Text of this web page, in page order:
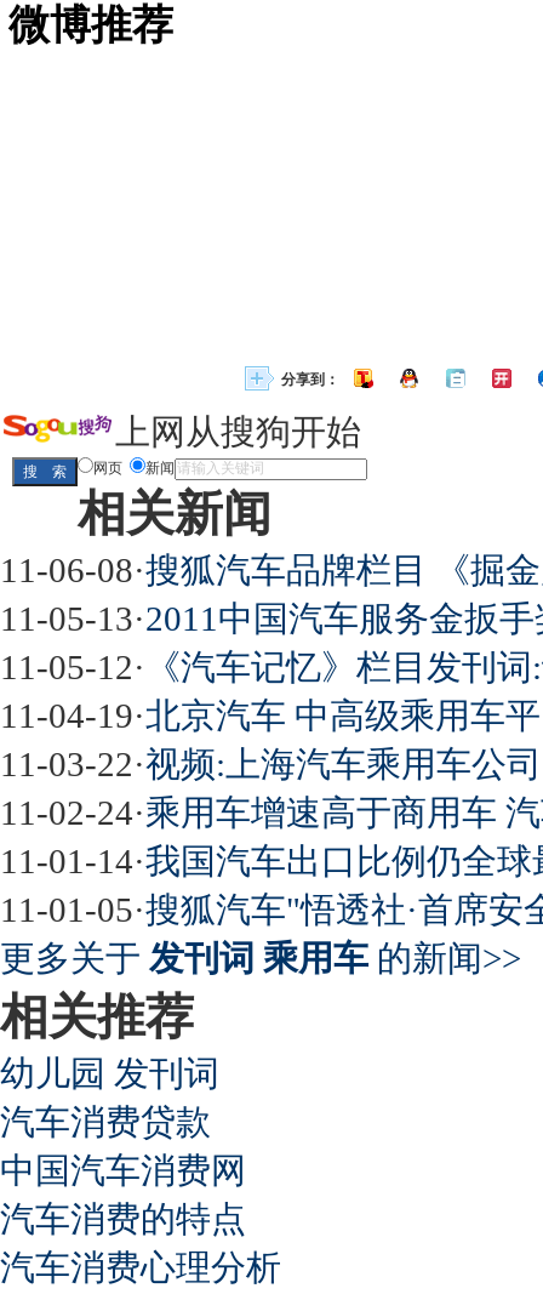
微博推荐
分享到：
上网从搜狗开始
网页 新闻
相关新闻
11-06-08·搜狐汽车品牌栏目 《掘
11-05-13·2011中国汽车服务金扳
11-05-12· 《汽车记忆》栏目发刊
11-04-19·北京汽车 中高级乘用车
11-03-22·视频:上海汽车乘用车公
11-02-24·乘用车增速高于商用车
11-01-14·我国汽车出口比例仍全
11-01-05·搜狐汽车"悟透社·首席安
更多关于 发刊词 乘用车 的新闻>>
相关推荐
幼儿园 发刊词
汽车消费贷款
中国汽车消费网
汽车消费的特点
汽车消费心理分析